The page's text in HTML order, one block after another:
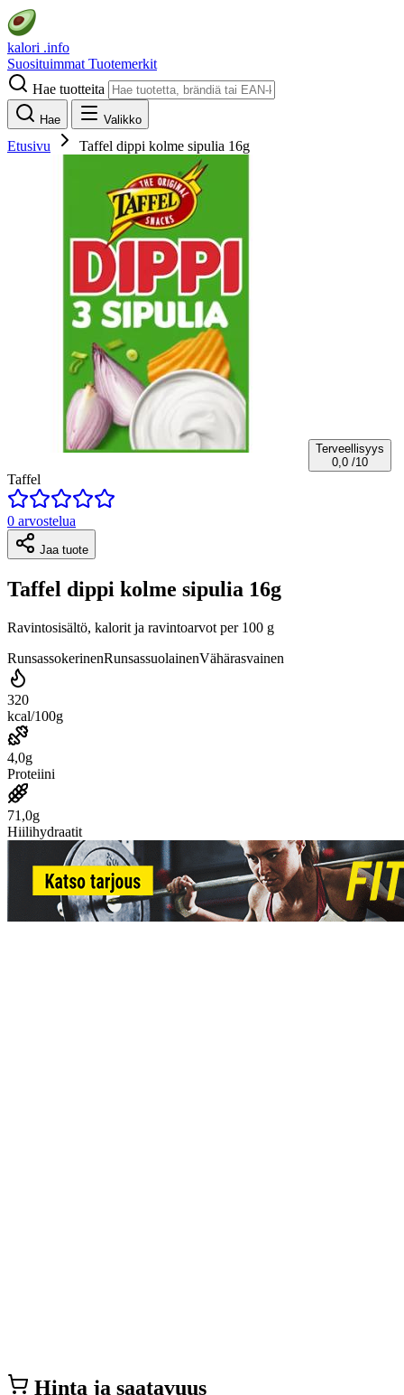
kalori .info
Suosituimmat Tuotemerkit
Hae tuotteita
Hae Valikko
Etusivu Taffel dippi kolme sipulia 16g
Terveellisyys
0,0 /10
Taffel
0 arvostelua
Jaa tuote
Taffel dippi kolme sipulia 16g
Ravintosisältö, kalorit ja ravintoarvot per 100 g
RunsassokerinenRunsassuolainenVähärasvainen
320
kcal/100g
4,0g
Proteiini
71,0g
Hiilihydraatit
Hinta ja saatavuus